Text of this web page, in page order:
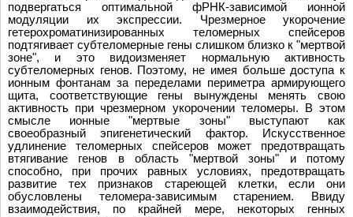
подвергаться оптимальной фРНК-зависимой ионной
модуляции их экспрессии. Чрезмерное укорочение
гетерохроматинизированных теломерных спейсеров
подтягивает субтеломерные гены слишком близко к "мертвой
зоне", и это видоизменяет нормальную активность
субтеломерных генов. Поэтому, не имея больше доступа к
ионным фонтанам за переделами периметра армирующего
щита, соответствующие гены вынуждены менять свою
активность при чрезмерном укорочении теломеры. В этом
смысле ионные "мертвые зоны" выступают как
своеобразный эпигенетический фактор. Искусственное
удлинение теломерных спейсеров может предотвращать
втягивание генов в область "мертвой зоны" и потому
способно, при прочих равных условиях, предотвращать
развитие тех признаков стареющей клетки, если они
обусловлены теломера-зависимым старением. Ввиду
взаимодействия, по крайней мере, некоторых генных